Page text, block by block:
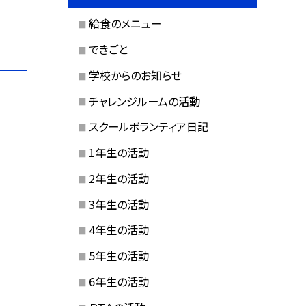
給食のメニュー
できごと
学校からのお知らせ
チャレンジルームの活動
スクールボランティア日記
1年生の活動
2年生の活動
3年生の活動
4年生の活動
5年生の活動
6年生の活動